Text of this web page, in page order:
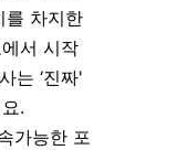
를 차지한
서 시작
는 ‘진짜'
.
가능한 포